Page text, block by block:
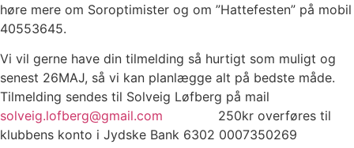
høre mere om Soroptimister og om ”Hattefesten” på mobil
40553645.
Vi vil gerne have din tilmelding så hurtigt som muligt og
senest 26MAJ, så vi kan planlægge alt på bedste måde.
Tilmelding sendes til Solveig Løfberg på mail
solveig.lofberg@gmail.com 250kr overføres til
klubbens konto i Jydske Bank 6302 0007350269